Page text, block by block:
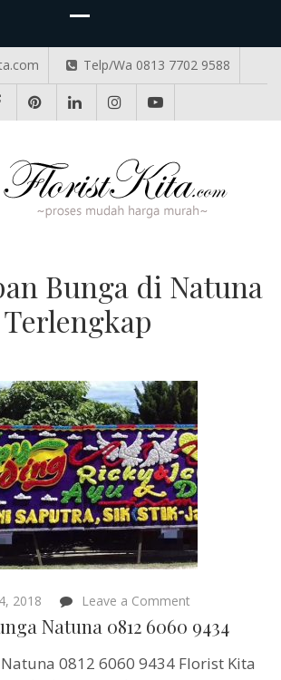
Telp/Wa 0813 7702 9588
Bunga di Natuna
Terlengkap
2018 Leave a Commenton
Bunga
0812
Natuna 0812 6060 9434
0812 6060 9434 Florist Kita